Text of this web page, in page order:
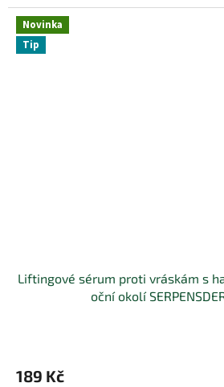
Novinka
Tip
Liftingové sérum proti vráskám s
oční okolí
189 Kč